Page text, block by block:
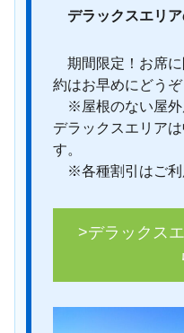
デラックスエリ
期間限定！お席に
約はお早めにどうぞ
※屋根のない屋外
デラックスエリア
す。
※各種割引はご利
>デラックス